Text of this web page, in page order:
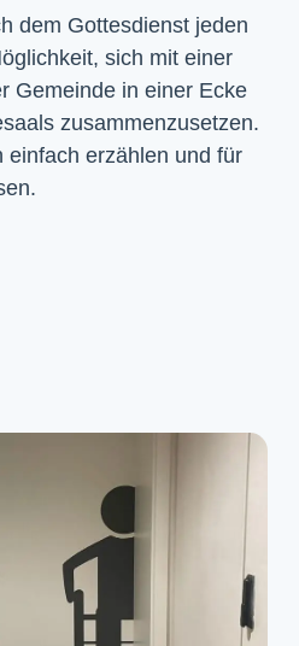
dem Gottesdienst jeden
sich mit einer
Gemeinde in einer Ecke
zusammenzusetzen.
einfach erzählen und für